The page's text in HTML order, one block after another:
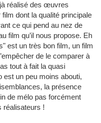
réalisé des œuvres
film dont la qualité principale
ce qui pend au nez de
film qu’il nous propose. Eh
est un très bon film, un film
de le comparer à
tout à fait la quasi
est un peu moins abouti,
la présence
de mélo pas forcément
réalisateurs !